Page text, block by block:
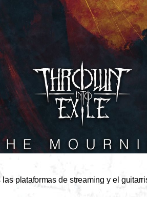
plataformas de streaming y el